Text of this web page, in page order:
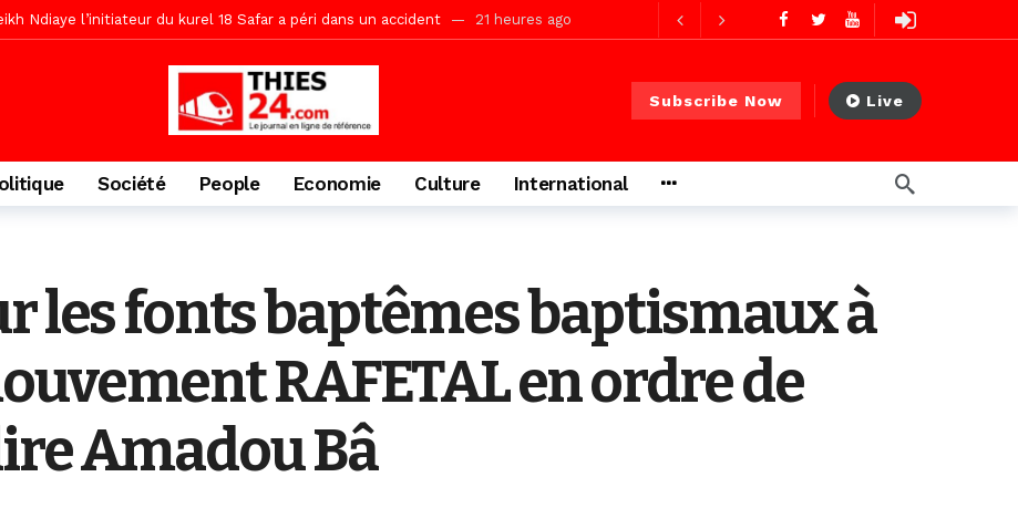
Ndiaye l’initiateur du kurel 18 Safar a péri dans un accident
Ndaam, sécurité, eau, au coeur des priorités 21 heures ago
le Comité d’organisation dévoile ses priorités
Nimzath Thiès, mesures annoncées pour une réussite
sénégalaise ne peut se réduire au seul libéralisme (Lamine Diouck PS) 2 jours ago
Mame El Hadji décline ses priorités devant le Gouverneur
9.651 passagers, l’équivalent de 600 minibus 13 heures ago
Subscribe Now Live
Société People Economie Culture International
les fonts baptêmes baptismaux à
RAFETAL en ordre de
Amadou Bâ